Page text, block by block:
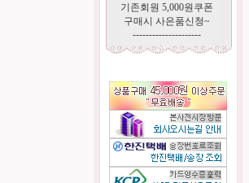
기존회원 5,000원쿠폰
구매시 사은품신청~
---------------------